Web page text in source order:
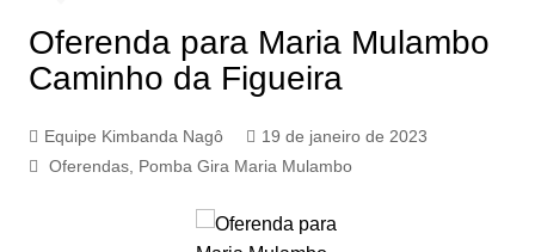
Oferenda para Maria Mulambo
Caminho da Figueira
Equipe Kimbanda Nagô
19 de janeiro de 2023
Oferendas, Pomba Gira Maria Mulambo